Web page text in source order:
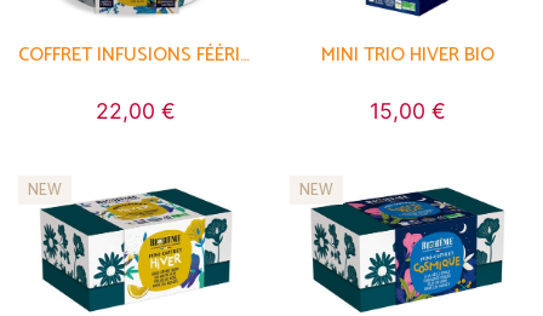
COFFRET INFUSIONS FÉÉRIE DE L'HIVER BIO
22,00 €
MINI TRIO HIVER BIO
15,00 €
NEW NEW